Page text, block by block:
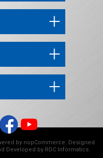
by nopCommerce. Designed
Developed by RDC Informatics.